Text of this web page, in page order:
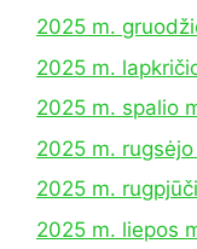
2025 m.
2025 m.
2025 m. spalio
2025 m.
2025 m.
2025 m. liepos